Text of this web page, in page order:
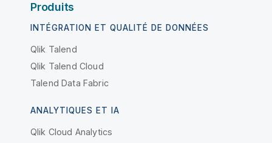
Produits
INTÉGRATION ET QUALITÉ DE DONNÉES
Qlik Talend
Qlik Talend Cloud
Talend Data Fabric
ANALYTIQUES ET IA
Qlik Cloud Analytics